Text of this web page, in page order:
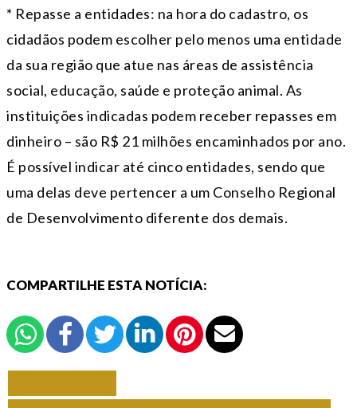
* Repasse a entidades: na hora do cadastro, os
cidadãos podem escolher pelo menos uma entidade
da sua região que atue nas áreas de assistência
social, educação, saúde e proteção animal. As
instituições indicadas podem receber repasses em
dinheiro – são R$ 21 milhões encaminhados por ano.
É possível indicar até cinco entidades, sendo que
uma delas deve pertencer a um Conselho Regional
de Desenvolvimento diferente dos demais.
COMPARTILHE ESTA NOTÍCIA: